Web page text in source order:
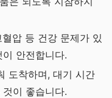
압 등 건강 문제가 있
안전합니다.
도착하며, 대기 시간
이 좋습니다.